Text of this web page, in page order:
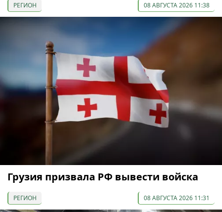
РЕГИОН 08 АВГУСТА 2026 11:38
Грузия призвала РФ вывести войска
РЕГИОН 08 АВГУСТА 2026 11:31